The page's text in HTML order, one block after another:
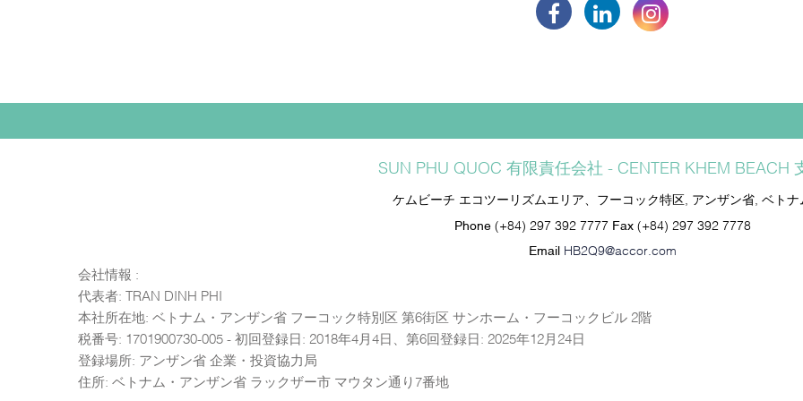
SUN PHU QUOC 有限責任会社 - CENTER KHEM BEACH
ケムビーチ エコツーリズムエリア、フーコック特区, アンザン省, ベトナ
Phone (+84) 297 392 7777 Fax (+84) 297 392 7778
Email HB2Q9@accor.com
会社情報 :
代表者: TRAN DINH PHI
本社所在地: ベトナム・アンザン省 フーコック特別区 第6街区 サンホーム・フーコックビル 2階
税番号: 1701900730-005 - 初回登録日: 2018年4月4日、第6回登録日: 2025年12月24日
登録場所: アンザン省 企業・投資協力局
住所: ベトナム・アンザン省 ラックザー市 マウタン通り7番地